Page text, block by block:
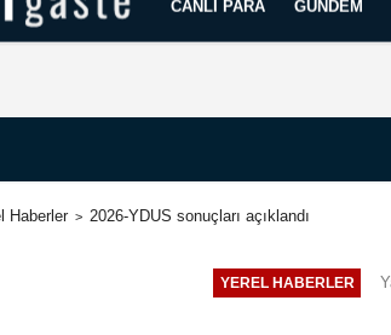
Can Radyo Dinle
CANLI PARA GÜNDEM
Haberler 2026-YDUS sonuçları açıklandı
YEREL HABERLER